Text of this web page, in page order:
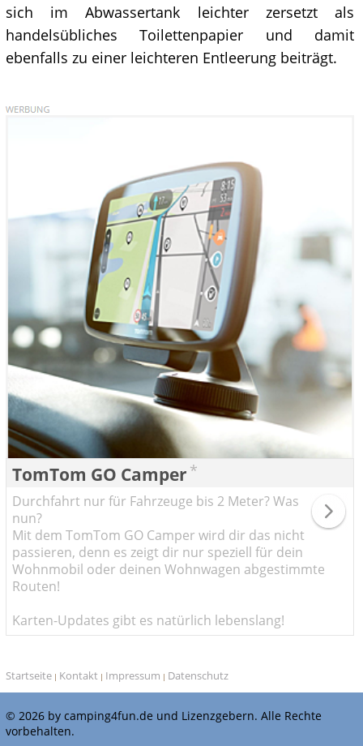
sich im Abwassertank leichter zersetzt als
handelsübliches Toilettenpapier und damit
ebenfalls zu einer leichteren Entleerung beiträgt.
TomTom GO Camper *
Durchfahrt nur für Fahrzeuge bis 2 Meter? Was
nun?
Mit dem TomTom GO Camper wird dir das nicht
passieren, denn es zeigt dir nur speziell für dein
Wohnmobil oder deinen Wohnwagen abgestimmte
Routen!
Karten-Updates gibt es natürlich lebenslang!
Startseite | Kontakt | Impressum | Datenschutz
© 2026 by camping4fun.de und Lizenzgebern. Alle Rechte
vorbehalten.